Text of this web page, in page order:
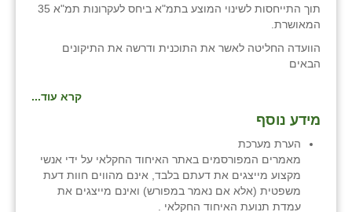
תוך התייחסות לשינוי המוצע בתמ"א ביחס לעקרונות תמ"א 35
המאושרת.
הוועדה החליטה לאשר את התוכנית ודרשה את התיקונים
הבאים
קרא עוד...
מידע נוסף
הערת מערכת
מאמרים המפורסמים באתר האיחוד החקלאי על ידי אנשי
מקצוע מייצגים את דעתם בלבד, אינם מהווים חוות דעת
משפטית (אלא אם נאמר במפורש) ואינם מייצגים את
עמדת תנועת האיחוד החקלאי .